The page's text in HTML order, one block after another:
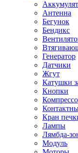
Антенна
Бегунок
Бендикс
Генератор
Датчики
Жгут
Катушки
Кнопки
Кран
Лампы
Лямбда-
Модуль